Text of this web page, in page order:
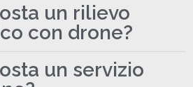
un rilievo
con drone?
un servizio